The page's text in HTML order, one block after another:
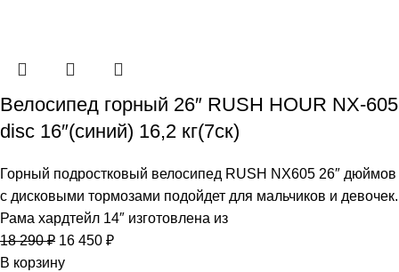
Велосипед горный 26″ RUSH HOUR NX-605
disc 16″(синий) 16,2 кг(7ск)
Горный подростковый велосипед RUSH NX605 26″ дюймов
с дисковыми тормозами подойдет для мальчиков и девочек.
Рама хардтейл 14″ изготовлена из
18 290₽ 16 450 ₽
В корзину